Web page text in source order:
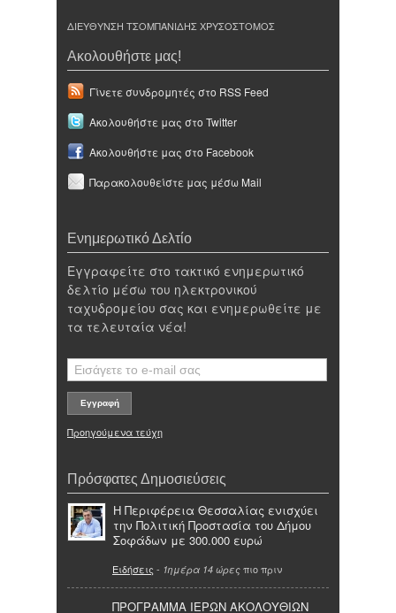
ΔΙΕΥΘΥΝΣΗ ΤΣΟΜΠΑΝΙΔΗΣ ΧΡΥΣΟΣΤΟΜΟΣ
Ακολουθήστε μας!
Γίνετε συνδρομητές στο RSS Feed
Ακολουθήστε μας στο Twitter
Ακολουθήστε μας στο Facebook
Παρακολουθείστε μας μέσω Mail
Ενημερωτικό Δελτίο
Εγγραφείτε στο τακτικό ενημερωτικό
δελτίο μέσω του ηλεκτρονικού
ταχυδρομείου σας και ενημερωθείτε με
τα τελευταία νέα!
Προηγούμενα τεύχη
Πρόσφατες Δημοσιεύσεις
Η Περιφέρεια Θεσσαλίας ενισχύει
την Πολιτική Προστασία του Δήμου
Σοφάδων με 300.000 ευρώ
Ειδήσεις - 1ημέρα 14 ώρες πιο πριν
ΠΡΟΓΡΑΜΜΑ ΙΕΡΩΝ ΑΚΟΛΟΥΘΙΩΝ